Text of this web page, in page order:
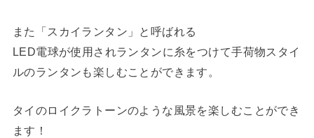
また「スカイランタン」と呼ばれる
LED電球が使用されランタンに糸をつけて手荷物スタイ
ルのランタンも楽しむことができます。
タイのロイクラトーンのような風景を楽しむことができ
ます！